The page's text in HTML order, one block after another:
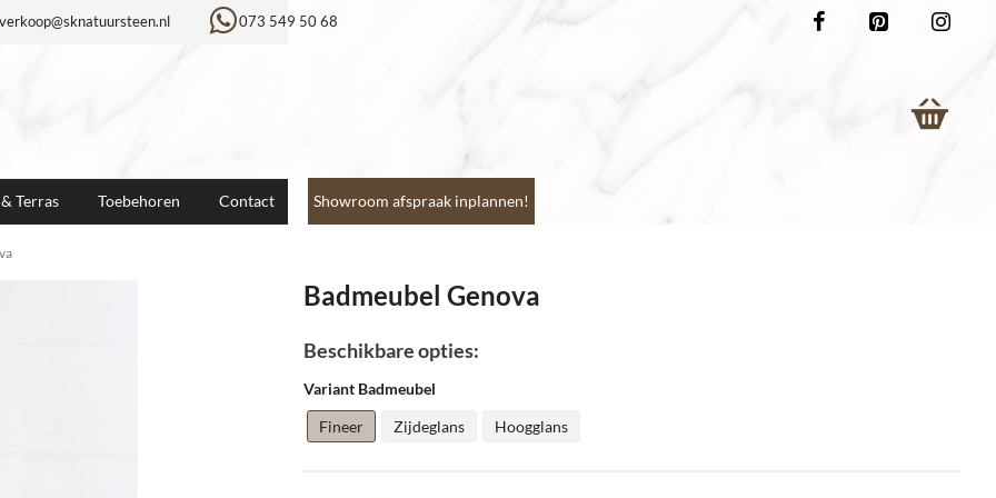
verkoop@sknatuursteen.nl 073 549 50 68
Terras Toebehoren Contact Showroom afspraak inplannen!
Badmeubel Genova
Beschikbare opties:
Variant Badmeubel
Fineer
Zijdeglans Hoogglans